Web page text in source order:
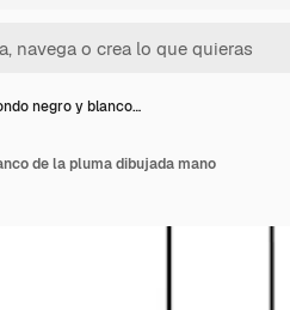
negro y blanco…
de la pluma dibujada mano